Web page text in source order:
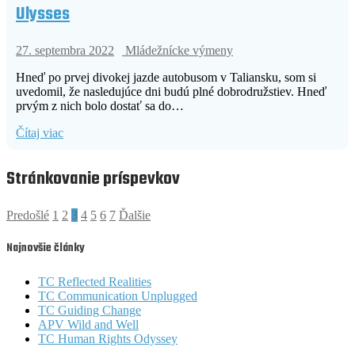
Ulysses
27. septembra 2022
Mládežnícke výmeny
Hneď po prvej divokej jazde autobusom v Taliansku, som si
uvedomil, že nasledujúce dni budú plné dobrodružstiev. Hneď
prvým z nich bolo dostať sa do…
Čítaj viac
Stránkovanie príspevkov
Predošlé 1 2 3 4 5 6 7 Ďalšie
Najnovšie články
TC Reflected Realities
TC Communication Unplugged
TC Guiding Change
APV Wild and Well
TC Human Rights Odyssey